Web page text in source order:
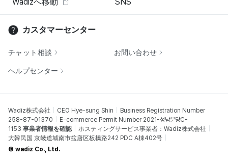
カスタマーセンター
チャット相談 お問い合わせ
ヘルプセンター
Wadiz株式会社 CEO Hye-sung Shin
Business Registration Number
258-87-01370
E-commerce Permit Number 2021-성남분당C-
1153 事業者情報を確認
ホスティングサービス事業者：Wadiz株式会社
大韓民国 京畿道城南市盆唐区板橋路242 PDC A棟402号
© wadiz Co., Ltd.